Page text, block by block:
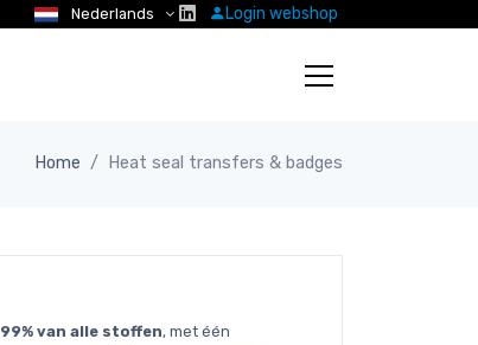
Nederlands Login webshop
Home Heat seal transfers & badges
99% van alle stoffen, met één